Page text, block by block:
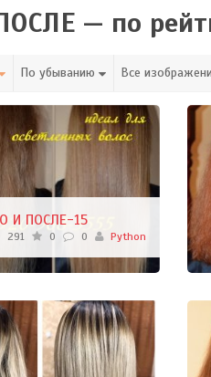
— по
По убыванию Все
И ПОСЛЕ-15
291 0 0 Python